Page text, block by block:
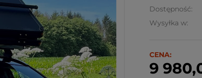
Dostępność:
Wysyłka w:
CENA:
9